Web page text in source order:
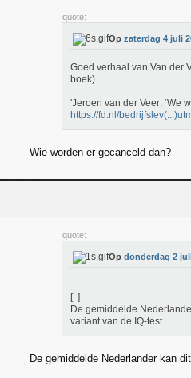
quote:
Op zaterdag 4 juli
Goed verhaal van Van der
boek).
'Jeroen van der Veer: ‘We
https://fd.nl/
Wie worden er gecanceld dan?
quote:
Op donderdag 2
[..]
De gemiddelde
variant van de IQ-test.
De gemiddelde Nederlander kan